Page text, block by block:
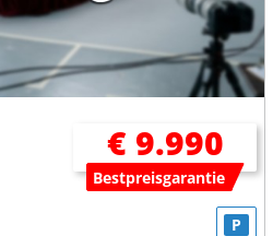
€ 9.990
Bestpreisgarantie
P